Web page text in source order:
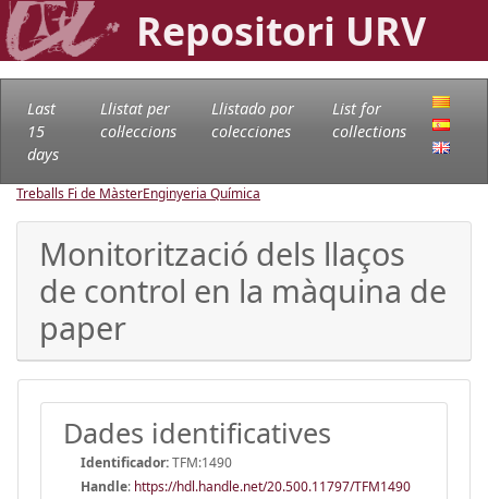
Repositori URV
Last
15
days
Llistat per
col·leccions
Llistado por
colecciones
List for
collections
Treballs Fi de MàsterEnginyeria Química
Monitorització dels llaços
de control en la màquina de
paper
Dades identificatives
Identificador:TFM:1490
Handle: https://hdl.handle.net/20.500.11797/TFM1490